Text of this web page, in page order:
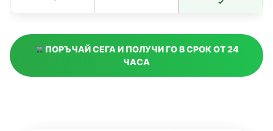
ПОРЪЧАЙ СЕГА И ПОЛУЧИ ГО В СРОК ОТ 24
ЧАСА